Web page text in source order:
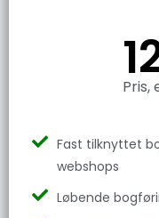
Pris,
Fast tilknyttet
webshops
Løbende